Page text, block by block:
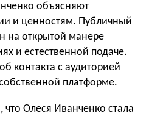
объясняют
и ценностям. Публичный
на открытой манере
и естественной подаче.
контакта с аудиторией
платформе.
что Олеся Иванченко стала